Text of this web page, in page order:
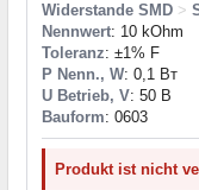
Widerstande SMD >
Nennwert: 10 kOhm
Toleranz: ±1% F
P Nenn., W: 0,1 Вт
U Betrieb, V: 50 В
Bauform: 0603
Produkt ist nicht